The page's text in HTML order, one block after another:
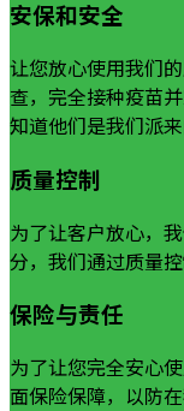
安保和安全
让您放心使用我们
查，完全接种疫苗
知道他们是我们派来
质量控制
为了让客户放心，
分，我们通过质量
保险与责任
为了让您完全安心
面保险保障，以防